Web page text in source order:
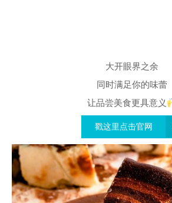
大开眼界之余
同时满足你的味蕾
让品尝美食更具意义
戳这里点击官网